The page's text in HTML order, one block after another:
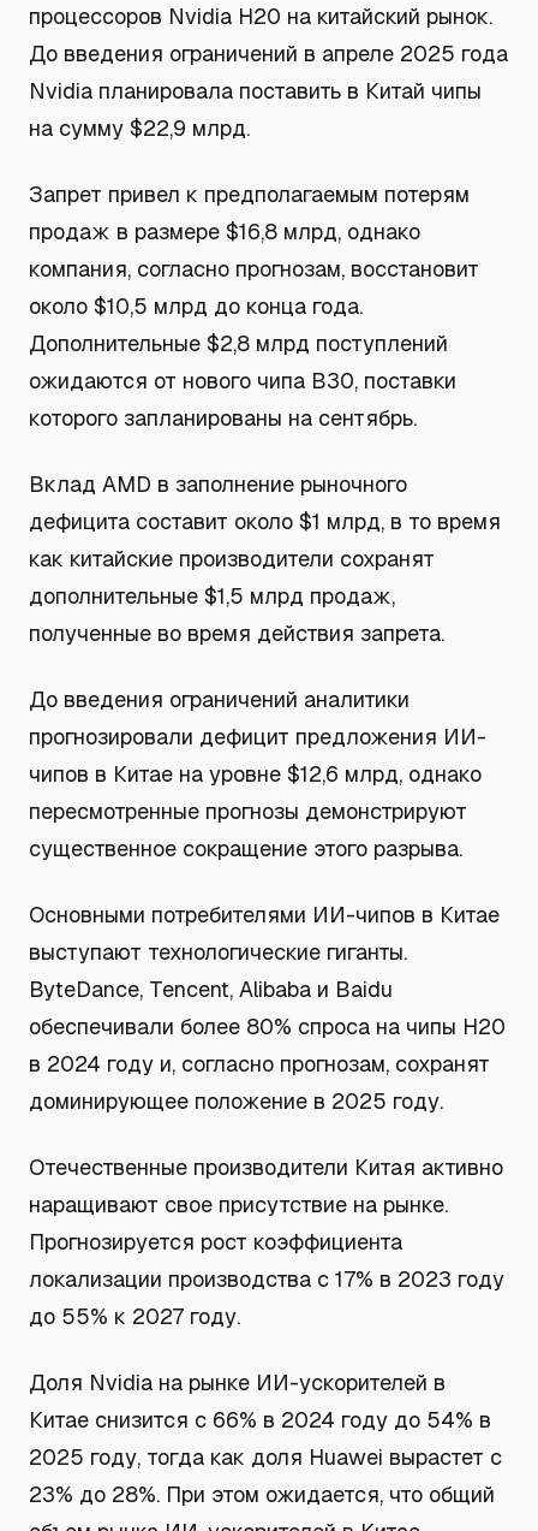
процессоров Nvidia H20 на китайский рынок.
До введения ограничений в апреле 2025 года
Nvidia планировала поставить в Китай чипы
на сумму $22,9 млрд.
Запрет привел к предполагаемым потерям
продаж в размере $16,8 млрд, однако
компания, согласно прогнозам, восстановит
около $10,5 млрд до конца года.
Дополнительные $2,8 млрд поступлений
ожидаются от нового чипа B30, поставки
которого запланированы на сентябрь.
Вклад AMD в заполнение рыночного
дефицита составит около $1 млрд, в то время
как китайские производители сохранят
дополнительные $1,5 млрд продаж,
полученные во время действия запрета.
До введения ограничений аналитики
прогнозировали дефицит предложения ИИ-
чипов в Китае на уровне $12,6 млрд, однако
пересмотренные прогнозы демонстрируют
существенное сокращение этого разрыва.
Основными потребителями ИИ-чипов в Китае
выступают технологические гиганты.
ByteDance, Tencent, Alibaba и Baidu
обеспечивали более 80% спроса на чипы H20
в 2024 году и, согласно прогнозам, сохранят
доминирующее положение в 2025 году.
Отечественные производители Китая активно
наращивают свое присутствие на рынке.
Прогнозируется рост коэффициента
локализации производства с 17% в 2023 году
до 55% к 2027 году.
Доля Nvidia на рынке ИИ-ускорителей в
Китае снизится с 66% в 2024 году до 54% в
2025 году, тогда как доля Huawei вырастет с
23% до 28%. При этом ожидается, что общий